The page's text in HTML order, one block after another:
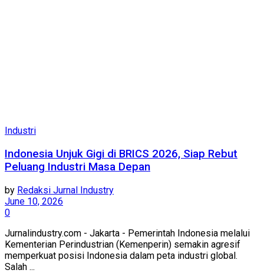
Industri
Indonesia Unjuk Gigi di BRICS 2026, Siap Rebut
Peluang Industri Masa Depan
by Redaksi Jurnal Industry
June 10, 2026
0
Jurnalindustry.com - Jakarta - Pemerintah Indonesia melalui
Kementerian Perindustrian (Kemenperin) semakin agresif
memperkuat posisi Indonesia dalam peta industri global.
Salah ...